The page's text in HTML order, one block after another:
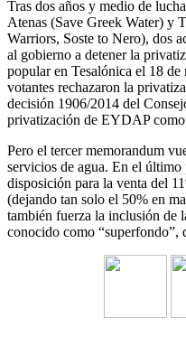
Tras dos años y medio de
Atenas (Save Greek Water) y
Warriors, Soste to Nero), dos
al gobierno a detener la
popular en Tesalónica el 18
votantes rechazaron la
decisión 1906/2014 del
privatización de EYDAP
Pero el tercer memorandum
servicios de agua. En el
disposición para la venta del
(dejando tan solo el 50% en
también fuerza la inclusión de
conocido como “superfondo”,